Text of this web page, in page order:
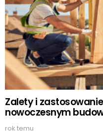
Zalety i
nowoczesnym
rok temu